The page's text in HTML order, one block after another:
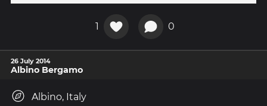
1 0
26 July 2014
Albino Bergamo
Albino, Italy